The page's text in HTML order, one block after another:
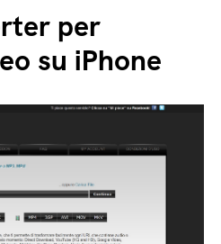
per
su iPhone